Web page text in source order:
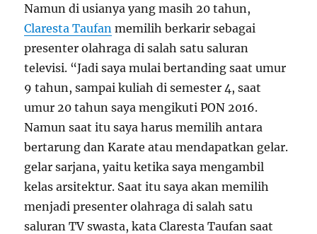
Namun di usianya yang masih 20 tahun,
Claresta Taufan memilih berkarir sebagai
presenter olahraga di salah satu saluran
televisi. “Jadi saya mulai bertanding saat umur
9 tahun, sampai kuliah di semester 4, saat
umur 20 tahun saya mengikuti PON 2016.
Namun saat itu saya harus memilih antara
bertarung dan Karate atau mendapatkan gelar.
gelar sarjana, yaitu ketika saya mengambil
kelas arsitektur. Saat itu saya akan memilih
menjadi presenter olahraga di salah satu
saluran TV swasta, kata Claresta Taufan saat